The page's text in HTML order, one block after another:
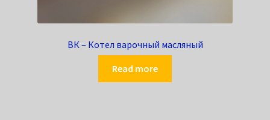
ВК – Котел варочный масляный
Read more